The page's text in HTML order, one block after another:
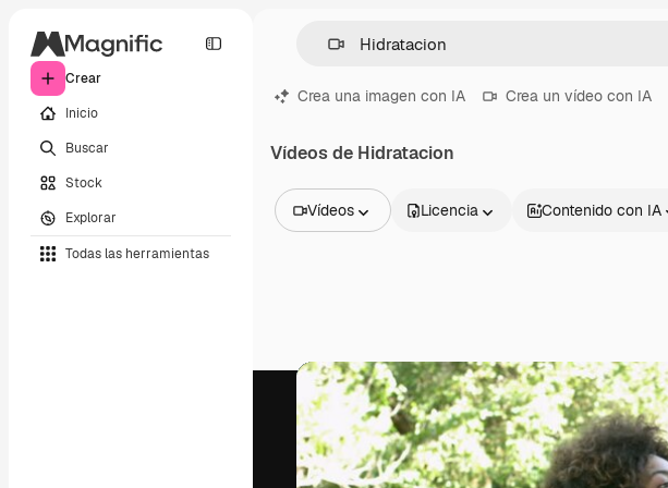
Crear
Inicio
Buscar
Stock
Explorar
Todas las herramientas
Crea una imagen con IA Crea un vídeo con IA
Vídeos de Hidratacion
Vídeos
Vídeos
Clips de vídeo
Motion graphics
Plantillas de vídeos
Iconos
Modelos 3D
Fuentes
Licencia Contenido con IA